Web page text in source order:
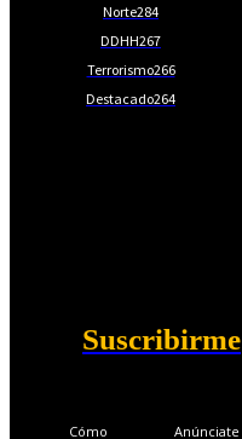
Norte284
DDHH267
Terrorismo266
Destacado264
Suscribirme
Cómo Anúnciate